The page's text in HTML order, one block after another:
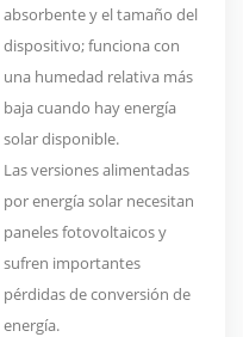
absorbente y el tamaño del
dispositivo; funciona con
una humedad relativa más
baja cuando hay energía
solar disponible.
Las versiones alimentadas
por energía solar necesitan
paneles fotovoltaicos y
sufren importantes
pérdidas de conversión de
energía.